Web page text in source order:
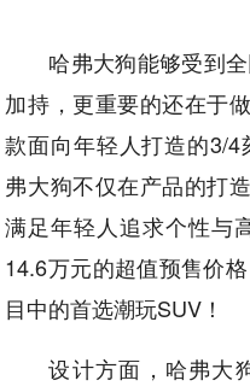
哈弗大狗能够受到
加持，更重要的还在于
款面向年轻人打造的3/
弗大狗不仅在产品的打
满足年轻人追求个性与
14.6万元的超值预售价
目中的首选潮玩SUV！
设计方面，哈弗大